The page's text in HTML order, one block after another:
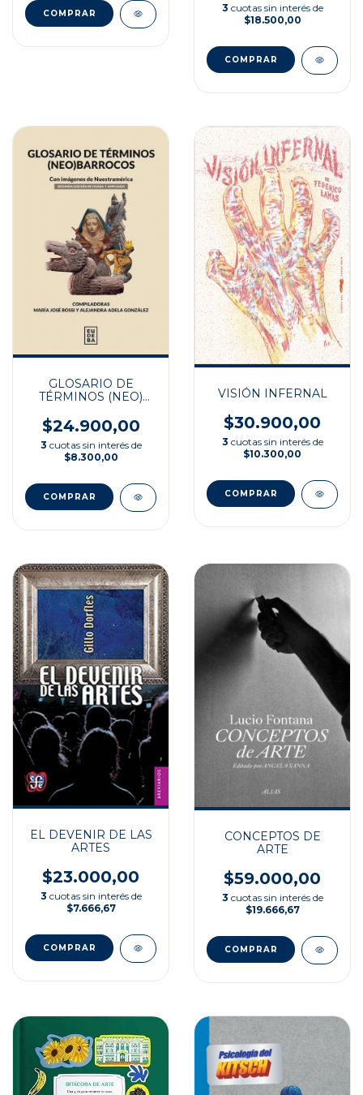
3 cuotas sin interés de
$18.500,00
GLOSARIO DE
TÉRMINOS (NEO)
$24.900,00
3 cuotas sin interés de
$8.300,00
VISIÓN INFERNAL
$30.900,00
3 cuotas sin interés de
$10.300,00
EL DEVENIR DE LAS
ARTES
$23.000,00
3 cuotas sin interés de
$7.666,67
CONCEPTOS DE
ARTE
$59.000,00
3 cuotas sin interés de
$19.666,67